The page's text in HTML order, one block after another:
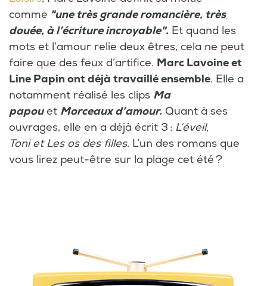
comme "une très grande romancière, très
douée, à l’écriture incroyable". Et quand les
mots et l’amour relie deux êtres, cela ne peut
faire que des feux d’artifice. Marc Lavoine et
Line Papin ont déjà travaillé ensemble. Elle a
notamment réalisé les clips Ma
papouet Morceaux d’amour. Quant à ses
ouvrages, elle en a déjà écrit 3 : L’éveil,
Toni et Les os des filles. L’un des romans que
vous lirez peut-être sur la plage cet été ?